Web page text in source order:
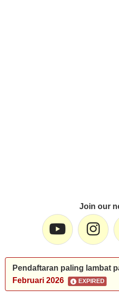
Join our
Pendaftaran paling lambat
Februari 2026
EXPIRED